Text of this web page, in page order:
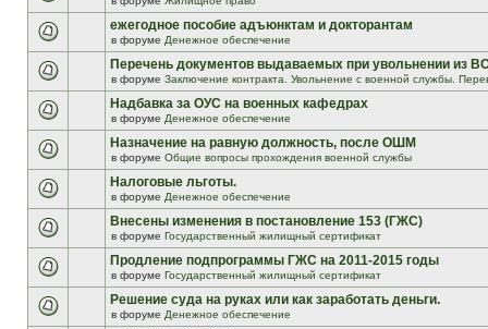
ежегодное пособие адъюнктам и докторантам
в форуме Денежное обеспечение
Перечень документов выдаваемых при увольнении из
в форуме Заключение контракта. Увольнение с военной службы.
Надбавка за ОУС на военных кафедрах
в форуме Денежное обеспечение
Назначение на равную должность, после ОШМ
в форуме Общие вопросы прохождения военной службы
Налоговые льготы.
в форуме Денежное обеспечение
Внесены изменения в постановление 153 (ГЖС)
в форуме Государственный жилищный сертификат
Продление подпрограммы ГЖС на 2011-2015 годы
в форуме Государственный жилищный сертификат
Решение суда на руках или как заработать деньги.
в форуме Денежное обеспечение